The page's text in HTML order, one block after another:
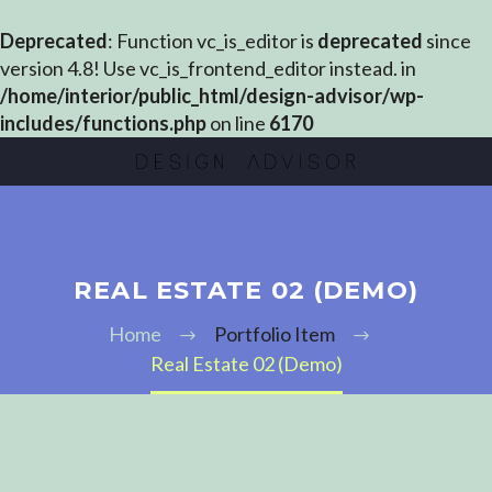
Deprecated: Function vc_is_editor is deprecated since
version 4.8! Use vc_is_frontend_editor instead. in
/home/interior/public_html/design-advisor/wp-
includes/functions.phpon line 6170
REAL ESTATE 02 (DEMO)
Home
Portfolio Item
Real Estate 02 (Demo)